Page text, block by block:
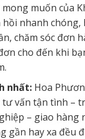
muốn của
hồi nhanh
chăm sóc đơn
cho đến khi
nhất:Hoa
tư vấn tận tình –
– giao hàng
gần hay xa đều